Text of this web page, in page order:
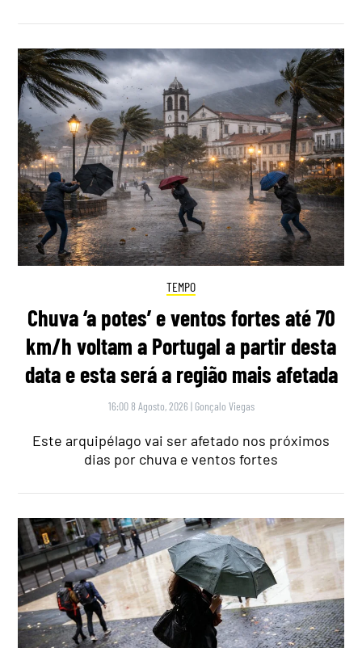
TEMPO
Chuva ‘a potes’ e ventos fortes até 70
km/h voltam a Portugal a partir desta
data e esta será a região mais afetada
16:00 8 Agosto, 2026 | Gonçalo Viegas
Este arquipélago vai ser afetado nos próximos
dias por chuva e ventos fortes